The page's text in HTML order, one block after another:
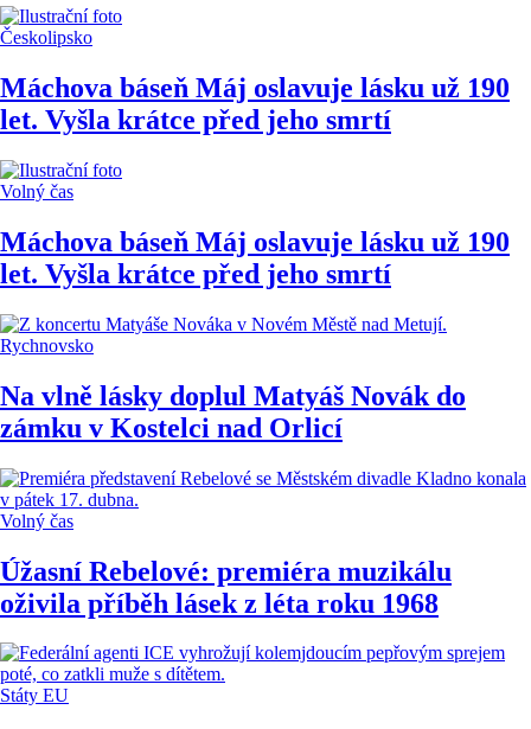
Českolipsko
Máchova báseň Máj oslavuje lásku už 190
let. Vyšla krátce před jeho smrtí
Volný čas
Máchova báseň Máj oslavuje lásku už 190
let. Vyšla krátce před jeho smrtí
Rychnovsko
Na vlně lásky doplul Matyáš Novák do
zámku v Kostelci nad Orlicí
Volný čas
Úžasní Rebelové: premiéra muzikálu
oživila příběh lásek z léta roku 1968
Státy EU